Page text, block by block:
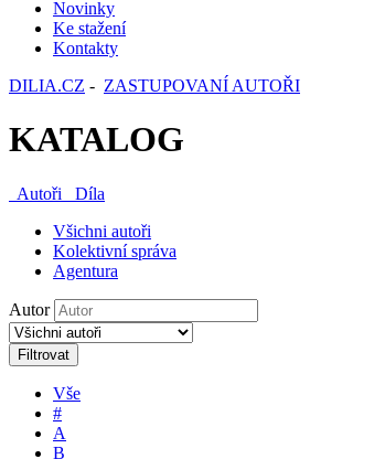
Novinky
Ke stažení
Kontakty
DILIA.CZ - ZASTUPOVANÍ AUTOŘI
KATALOG
Autoři
Díla
Všichni autoři
Kolektivní správa
Agentura
Autor
Filtrovat
Vše
#
A
B